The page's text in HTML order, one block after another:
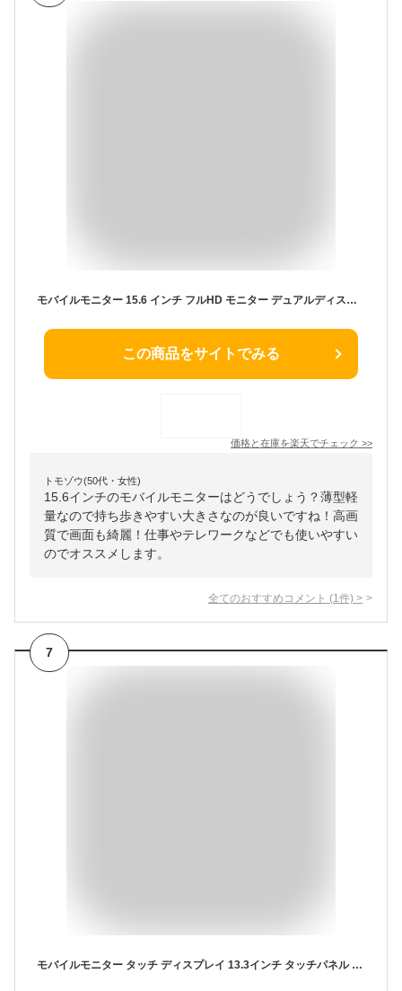
モバイルモニター 15.6 インチ フルHD モニター デュアルディスプレイ ポータブル モバイルディスプレイ 高画質 液晶 IPSパネル セカンド サブモニター 薄型 軽量 家庭用 テレワーク スマートフォン
この商品をサイトでみる
価格と在庫を楽天でチェック >>
トモゾウ(50代・女性)
15.6インチのモバイルモニターはどうでしょう？薄型軽
量なので持ち歩きやすい大きさなのが良いですね！高画
質で画面も綺麗！仕事やテレワークなどでも使いやすい
のでオススメします。
全てのおすすめコメント (1 件) >
7
モバイルモニター タッチ ディスプレイ 13.3インチ タッチパネル WUXGA デュアルモニター サブモニター ポータブルモニター 外付けモニター 軽量 非光沢 ノングレア 自立 スタンド付 180度角度調整 縦置き 薄型 液晶 持ち運び VESA パソコン PC Switch PS5 IPS